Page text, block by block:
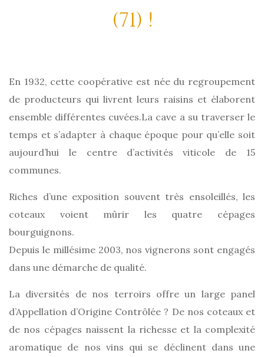
(71) !
En 1932, cette coopérative est née du regroupement
de producteurs qui livrent leurs raisins et élaborent
ensemble différentes cuvées.La cave a su traverser le
temps et s’adapter à chaque époque pour qu’elle soit
aujourd’hui le centre d’activités viticole de 15
communes.
Riches d’une exposition souvent très ensoleillés, les
coteaux voient mûrir les quatre cépages
bourguignons.
Depuis le millésime 2003, nos vignerons sont engagés
dans une démarche de qualité.
La diversités de nos terroirs offre un large panel
d’Appellation d’Origine Contrôlée ? De nos coteaux et
de nos cépages naissent la richesse et la complexité
aromatique de nos vins qui se déclinent dans une